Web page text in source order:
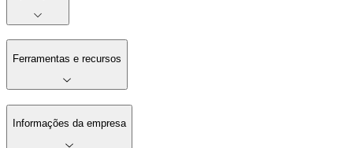
Ferramentas e recursos
Informações da empresa